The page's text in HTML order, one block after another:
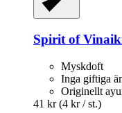
Spirit of
Myskdoft
Inga giftiga
Originellt
41 kr (4 kr / st.)